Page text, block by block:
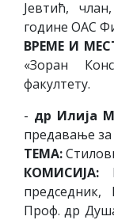
Јевтић,
године ОАС
ВРЕМЕ И
«Зоран
факултету.
- др Илија
предавање
ТЕМА:
КОМИСИЈА:
Проф. др